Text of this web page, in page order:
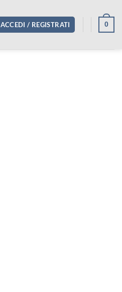
ACCEDI / REGISTRATI 0